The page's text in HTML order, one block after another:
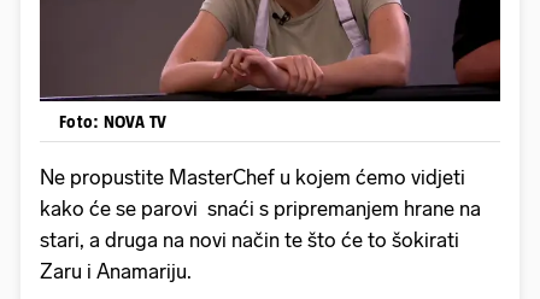
Foto: NOVA TV
Ne propustite MasterChef u kojem ćemo vidjeti
kako će se parovi snaći s pripremanjem hrane na
stari, a druga na novi način te što će to šokirati
Zaru i Anamariju.